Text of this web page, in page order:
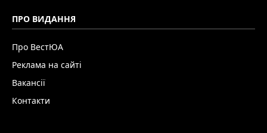
ПРО ВИДАННЯ
Про ВестЮА
Реклама на сайті
Вакансії
Контакти